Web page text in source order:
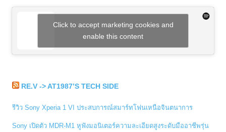
Click to accept marketing cookies and
enable this content
RE.V -> AT1987’S TECH SIDE
รีวิว Sony Xperia 1 VI ประสบการณ์สมาร์ทโฟนเหนือจินตนาการ
Sony เปิดตัว MDR-M1 หูฟังมอนิเตอร์ความละเอียดสูงระดับมืออาชีพรุ่น